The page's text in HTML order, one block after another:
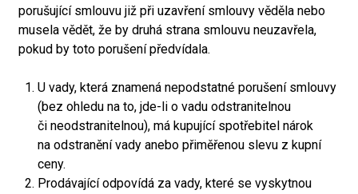
porušující smlouvu již při uzavření smlouvy věděla nebo
musela vědět, že by druhá strana smlouvu neuzavřela,
pokud by toto porušení předvídala.
U vady, která znamená nepodstatné porušení smlouvy
(bez ohledu na to, jde-li o vadu odstranitelnou
či neodstranitelnou), má kupující spotřebitel nárok
na odstranění vady anebo přiměřenou slevu z kupní
ceny.
Prodávající odpovídá za vady, které se vyskytnou